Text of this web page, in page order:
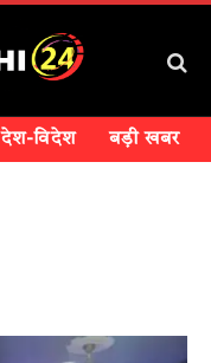
देश-विदेश बड़ी खबर